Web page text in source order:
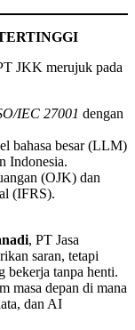
JKK merujuk pada
IEC 27001 dengan
bahasa besar (LLM)
Indonesia.
(OJK) dan
(IFRS).
, PT Jasa
saran, tetapi
bekerja tanpa henti.
masa depan di mana
dan AI